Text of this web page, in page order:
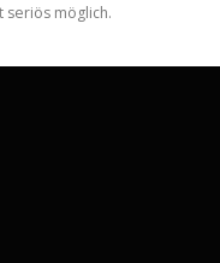
seriös möglich.